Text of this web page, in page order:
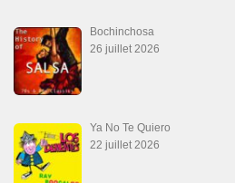
Bochinchosa
26 juillet 2026
Ya No Te Quiero
22 juillet 2026